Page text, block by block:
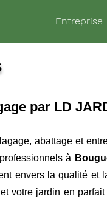
Entreprise
par LD
abattage et
à
envers la qualité et
votre jardin en